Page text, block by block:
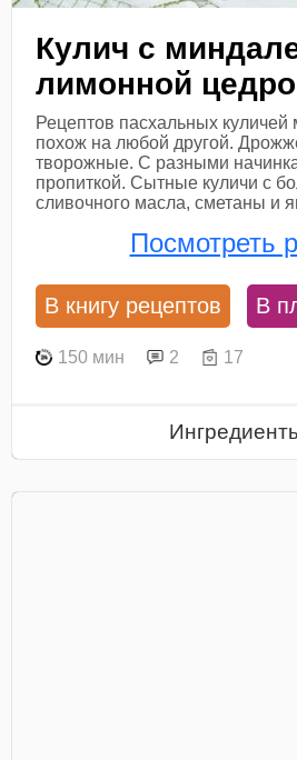
Кулич с
лимонной
Рецептов пасхальных
похож на любой другой.
творожные. С разными
пропиткой. Сытные куличи с
сливочного масла, сметаны и
Посмотреть
В книгу рецептов В
150 мин 2 17